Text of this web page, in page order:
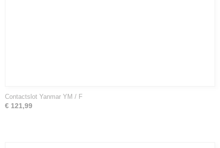
Contactslot Yanmar YM / F
€ 121,99